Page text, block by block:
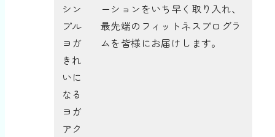
シン
プル
ヨガ
きれ
いに
なる
ヨガ
アク
ーションをいち早く取り入れ、
最先端のフィットネスプログラ
ムを皆様にお届けします。